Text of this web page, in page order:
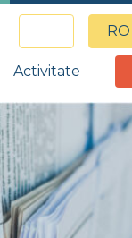
RO
Activitate